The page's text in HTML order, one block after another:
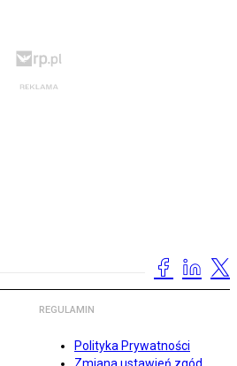
REGULAMIN
Polityka Prywatności